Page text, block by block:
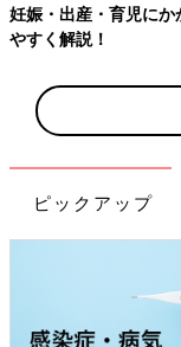
妊娠・出産・育児に
やすく解説！
ピックアップ